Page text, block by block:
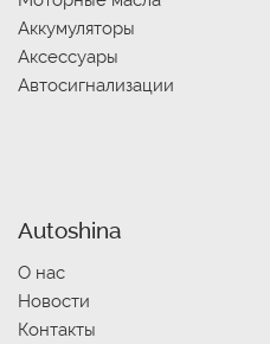
Аккумуляторы
Аксессуары
Автосигнализации
Autoshina
О нас
Новости
Контакты